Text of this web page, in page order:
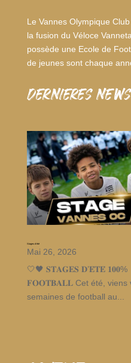
Le Vannes Olympique
la fusion du Véloce
possède une Ecole de
de jeunes sont chaque
dernieres news
Stages d’été
Mai 26, 2026
🤍🖤 𝐒𝐓𝐀𝐆𝐄𝐒 𝐃’𝐄́𝐓𝐄́ 𝟏𝟎𝟎%
𝐅𝐎𝐎𝐓𝐁𝐀𝐋𝐋 Cet été, viens
semaines de football au...